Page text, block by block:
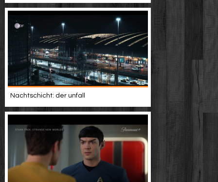
Nachtschicht: der unfall